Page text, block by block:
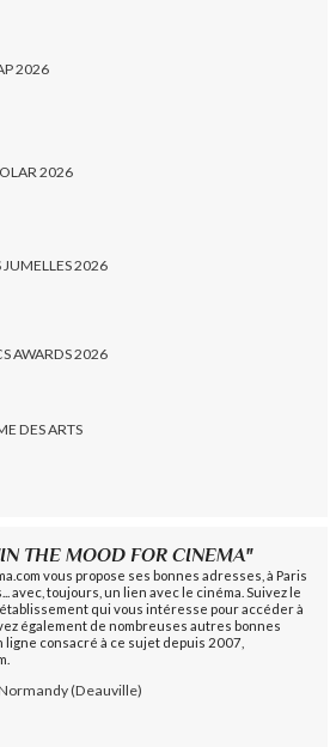
2026
2026
JUMELLES 2026
AWARDS 2026
DES ARTS
THE MOOD FOR CINEMA"
vous propose ses bonnes adresses, à Paris
avec, toujours, un lien avec le cinéma. Suivez le
qui vous intéresse pour accéder à
également de nombreuses autres bonnes
ligne consacré à ce sujet depuis 2007,
(Deauville)